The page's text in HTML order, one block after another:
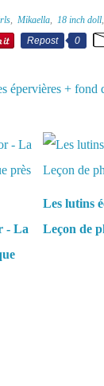
, Mikaella, 18 inch doll,
Repost
0
- La
Les lutins
Leçon de